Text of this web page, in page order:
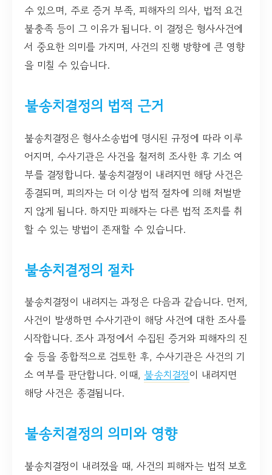
수 있으며, 주로 증거 부족, 피해자의 의사, 법적 요건
불충족 등이 그 이유가 됩니다. 이 결정은 형사사건에
서 중요한 의미를 가지며, 사건의 진행 방향에 큰 영향
을 미칠 수 있습니다.
불송치결정의 법적 근거
불송치결정은 형사소송법에 명시된 규정에 따라 이루
어지며, 수사기관은 사건을 철저히 조사한 후 기소 여
부를 결정합니다. 불송치결정이 내려지면 해당 사건은
종결되며, 피의자는 더 이상 법적 절차에 의해 처벌받
지 않게 됩니다. 하지만 피해자는 다른 법적 조치를 취
할 수 있는 방법이 존재할 수 있습니다.
불송치결정의 절차
불송치결정이 내려지는 과정은 다음과 같습니다. 먼저,
사건이 발생하면 수사기관이 해당 사건에 대한 조사를
시작합니다. 조사 과정에서 수집된 증거와 피해자의 진
술 등을 종합적으로 검토한 후, 수사기관은 사건의 기
소 여부를 판단합니다. 이때, 불송치결정이 내려지면
해당 사건은 종결됩니다.
불송치결정의 의미와 영향
불송치결정이 내려졌을 때, 사건의 피해자는 법적 보호